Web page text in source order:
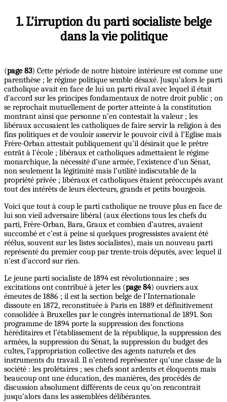
1. L’irruption du parti socialiste belge
dans la vie politique
(page 83) Cette période de notre histoire intérieure est comme une
parenthèse ; le régime politique semble désaxé. Jusqu’alors le parti
catholique avait en face de lui un parti rival avec lequel il était
d’accord sur les principes fondamentaux de notre droit public ; on
se reprochait mutuellement de porter atteinte à la constitution
montrant ainsi que personne n’en contestait la valeur ; les
libéraux accusaient les catholiques de faire servir la religion à des
fins politiques et de vouloir asservir le pouvoir civil à l’Eglise mais
Frère-Orban attestait publiquement qu’il désirait que le prêtre
entrât à l’école ; libéraux et catholiques admettaient le régime
monarchique, la nécessité d’une armée, l’existence d’un Sénat,
non seulement la légitimité mais l’utilité indiscutable de la
propriété privée ; libéraux et catholiques étaient préoccupés avant
tout des intérêts de leurs électeurs, grands et petits bourgeois.
Voici que tout à coup le parti catholique ne trouve plus en face de
lui son vieil adversaire libéral (aux élections tous les chefs du
parti, Frère-Orban, Bara, Graux et combien d’autres, avaient
succombé et c’est à peine si quelques progressistes avaient été
réélus, souvent sur les listes socialistes), mais un nouveau parti
représenté du premier coup par trente-trois députés, avec lequel il
n’est d’accord sur rien.
Le jeune parti socialiste de 1894 est révolutionnaire ; ses
excitations ont contribué à jeter les (page 84) ouvriers aux
émeutes de 1886 ; il est la section belge de l’Internationale
dissoute en 1872, reconstituée à Paris en 1889 et définitivement
consolidée à Bruxelles par le congrès international de 1891. Son
programme de 1894 porte la suppression des fonctions
héréditaires et l’établissement de la république, la suppression des
armées, la suppression du Sénat, la suppression du budget des
cultes, l’appropriation collective des agents naturels et des
instruments du travail. Il n’entend représenter qu’une classe de la
société : les prolétaires ; ses chefs sont ardents et éloquents mais
beaucoup ont une éducation, des manières, des procédés de
discussion absolument différents de ceux qu’on rencontrait
jusqu’alors dans les assemblées délibérantes.